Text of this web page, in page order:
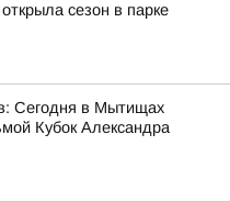
сезон в парке
Сегодня в Мытищах
Кубок Александра